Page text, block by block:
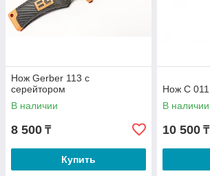
Нож Gerber 113 с
серейтором
В наличии
8 500 ₸
Купить
Нож C 011
В наличии
10 500 ₸